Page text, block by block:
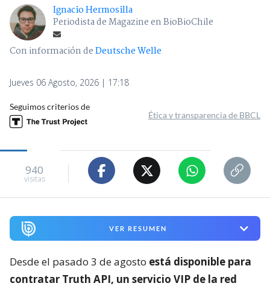
Ignacio Hermosilla
Periodista de Magazine en BioBioChile
Con información deDeutsche Welle
Jueves 06 Agosto, 2026 | 17:18
Seguimos criterios de
Ética y transparencia de BBCL
940
visitas
VER RESUMEN
Desde el pasado 3 de agosto está disponible para
contratar Truth API, un servicio VIP de la red